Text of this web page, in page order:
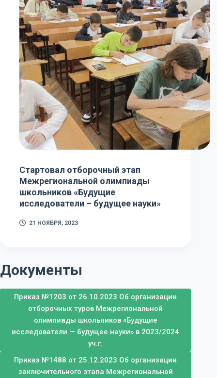
Стартовал отборочный этап
Межрегиональной олимпиады
школьников «Будущие
исследователи – будущее науки»
21 НОЯБРЯ, 2023
Документы
Приказ №1203 от 26.10.2023 Об организации
отборочных туров Межрегиональной
олимпиады школьников «Будущие
исследователи — будущее науки» в 2023/2024
уч.г.
Приказ №1488 от 25.12.2023 Об организации
заключительного этапа Межрегиональной